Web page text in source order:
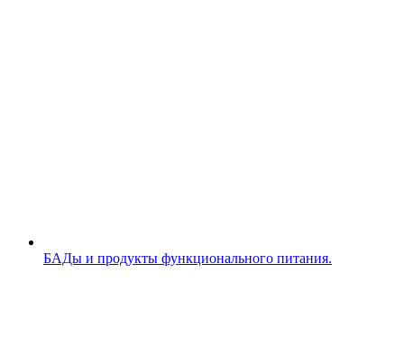
БАДы и продукты функционального питания.